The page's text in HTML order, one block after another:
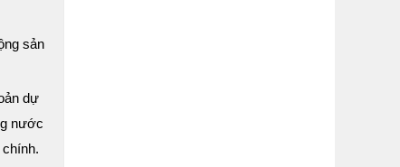
sản
dự
nước